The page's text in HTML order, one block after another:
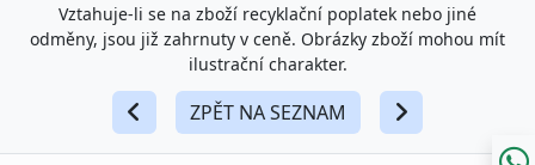
Vztahuje-li se na zboží recyklační poplatek nebo jiné
odměny, jsou již zahrnuty v ceně. Obrázky zboží mohou mít
ilustrační charakter.
ZPĚT NA SEZNAM